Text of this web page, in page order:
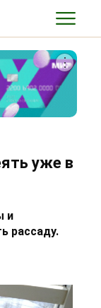
уже в
и
рассаду.